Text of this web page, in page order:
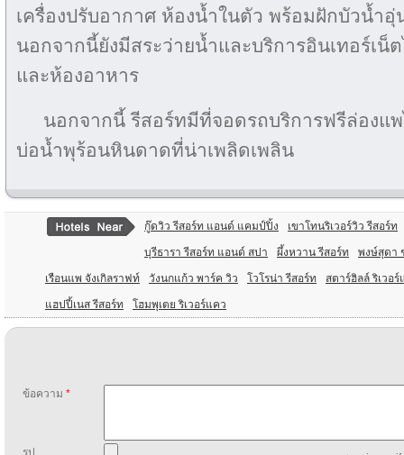
เครื่องปรับอากาศ ห้องน้ำในตัว พร้อมฝักบัวน้ำอุ่
นอกจากนี้ยังมีสระว่ายน้ำและบริการอินเทอร์เน็
และห้องอาหาร
นอกจากนี้ รีสอร์ทมีที่จอดรถบริการฟรีล่องแพ
บ่อน้ำพุร้อนหินดาดที่น่าเพลิดเพลิน
กู๊ดวิว รีสอร์ท แอนด์ แคมป์ปิ้ง เขาโทนริเวอร์วิว รีสอร์ท
บุรีธารา รีสอร์ท แอนด์ สปา ผึ้งหวาน รีสอร์ท พงษ์สุดา
เรือนแพ จังเกิลราฟท์ วังนกแก้ว พาร์ค วิว โวโรน่า รีสอร์ท สตาร์ฮิลล์ ริเวอ
แฮปปี้เนส รีสอร์ท โฮมพุเตย ริเวอร์แคว
ข้อความ *
รูป